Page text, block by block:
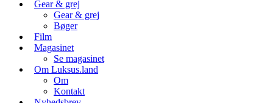
Gear & grej
Gear & grej
Bøger
Film
Magasinet
Se magasinet
Om Luksus.land
Om
Kontakt